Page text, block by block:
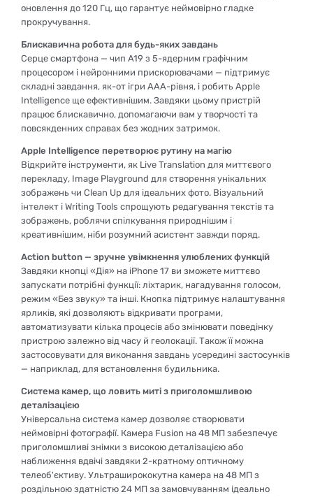
оновлення до 120 Гц, що гарантує неймовірно гладке
прокручування.
Блискавична робота для будь-яких завдань
Серце смартфона — чип A19 з 5-ядерним графічним
процесором і нейронними прискорювачами — підтримує
складні завдання, як-от ігри AAA-рівня, і робить Apple
Intelligence ще ефективнішим. Завдяки цьому пристрій
працює блискавично, допомагаючи вам у творчості та
повсякденних справах без жодних затримок.
Apple Intelligence перетворює рутину на магію
Відкрийте інструменти, як Live Translation для миттєвого
перекладу, Image Playground для створення унікальних
зображень чи Clean Up для ідеальних фото. Візуальний
інтелект і Writing Tools спрощують редагування текстів та
зображень, роблячи спілкування природнішим і
креативнішим, ніби розумний асистент завжди поряд.
Action button — зручне увімкнення улюблених функцій
Завдяки кнопці «Дія» на iPhone 17 ви зможете миттєво
запускати потрібні функції: ліхтарик, нагадування голосом,
режим «Без звуку» та інші. Кнопка підтримує налаштування
ярликів, які дозволяють відкривати програми,
автоматизувати кілька процесів або змінювати поведінку
пристрою залежно від часу й геолокації. Також її можна
застосовувати для виконання завдань усередині застосунків
— наприклад, для встановлення будильника.
Система камер, що ловить миті з приголомшливою
деталізацією
Універсальна система камер дозволяє створювати
неймовірні фотографії. Камера Fusion на 48 МП забезпечує
приголомшливі знімки з високою деталізацією або
наближення вдвічі завдяки 2-кратному оптичному
телеоб'єктиву. Ультраширококутна камера на 48 МП з
роздільною здатністю 24 МП за замовчуванням ідеально